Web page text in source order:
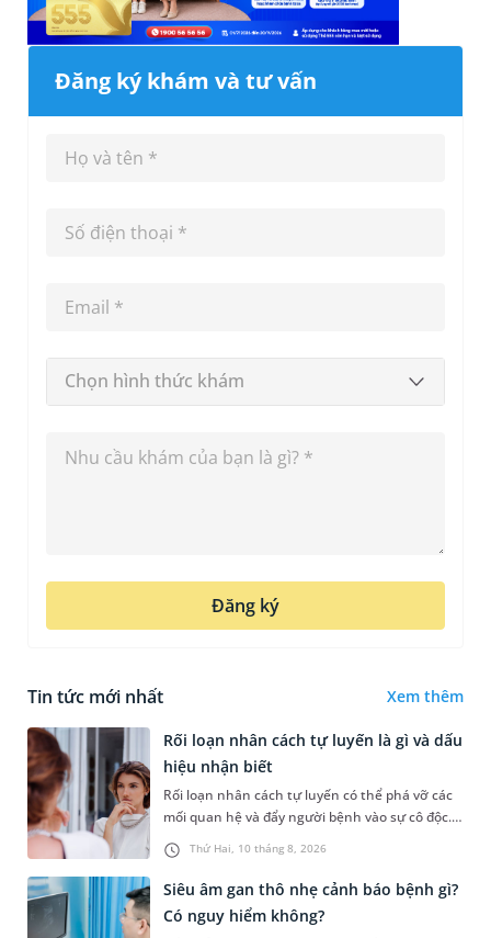
Đăng ký khám và tư vấn
Chọn hình thức khám
Đăng ký
Tin tức mới nhất Xem thêm
Thứ Hai, 10 tháng 8, 2026
Rối loạn nhân cách tự luyến là gì và dấu
hiệu nhận biết
Rối loạn nhân cách tự luyến có thể phá vỡ các
mối quan hệ và đẩy người bệnh vào sự cô độc.
Vậy tự luyến là gì, dấu hiệu nhận biết, nguyên
nhân và điều trị tì...
Siêu âm gan thô nhẹ cảnh báo bệnh gì?
Có nguy hiểm không?